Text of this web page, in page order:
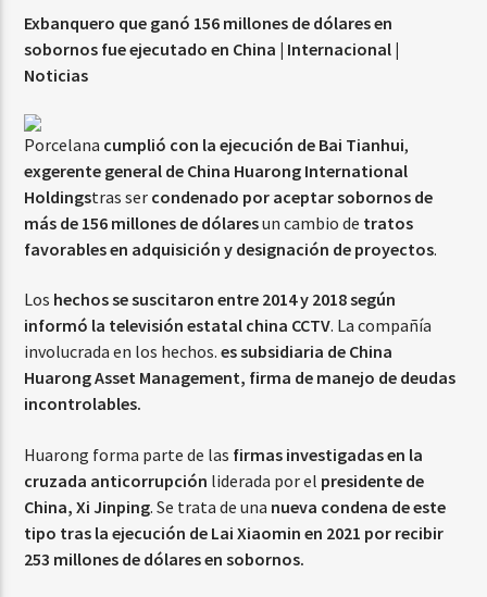
Exbanquero que ganó 156 millones de dólares en
sobornos fue ejecutado en China | Internacional |
Noticias
Porcelana cumplió con la ejecución de Bai Tianhui,
exgerente general de China Huarong International
Holdingstras ser condenado por aceptar sobornos de
más de 156 millones de dólaresun cambio de tratos
favorables en adquisición y designación de proyectos.
Los hechos se suscitaron entre 2014 y 2018 según
informó la televisión estatal china CCTV. La compañía
involucrada en los hechos. es subsidiaria de China
Huarong Asset Management, firma de manejo de deudas
incontrolables.
Huarong forma parte de las firmas investigadas en la
cruzada anticorrupción liderada por el presidente de
China, Xi Jinping. Se trata de una nueva condena de este
tipo tras la ejecución de Lai Xiaomin en 2021 por recibir
253 millones de dólares en sobornos.